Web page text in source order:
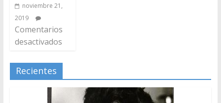
noviembre 21,
2019
Comentarios
desactivados
Recientes